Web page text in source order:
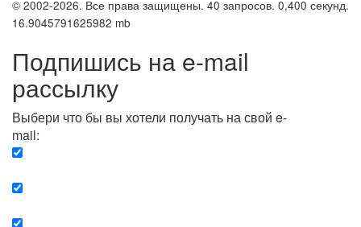
© 2002-2026. Все права защищены. 40 запросов. 0,400 секунд.
16.9045791625982 mb
Подпишись на e-mail
рассылку
Выбери что бы вы хотели получать на свой e-
mail: